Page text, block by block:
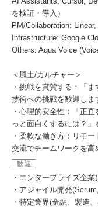
を検証・導入）
PM/Collaboration:
Infrastructure: Google
Others: Aqua Voice
＜風土/カルチャー＞
・挑戦を賞賛する：「
技術への挑戦を歓迎しま
・心理的安全性：「正
っと面白くするには？」
・柔軟な働き方：リモ
交流でチームワークを高
歓迎
・エンタープライズ企
・アジャイル開発
・特定業界(金融、製造